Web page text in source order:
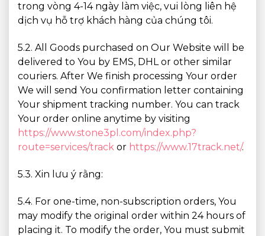
trong vòng 4-14 ngày làm việc, vui lòng liên hệ
dịch vụ hỗ trợ khách hàng của chúng tôi.
5.2. All Goods purchased on Our Website will be
delivered to You by EMS, DHL or other similar
couriers. After We finish processing Your order
We will send You confirmation letter containing
Your shipment tracking number. You can track
Your order online anytime by visiting
https://www.stone3pl.com/index.php?
route=services/track or https://www.17track.net/.
5.3. Xin lưu ý rằng:
5.4. For one-time, non-subscription orders, You
may modify the original order within 24 hours of
placing it. To modify the order, You must submit